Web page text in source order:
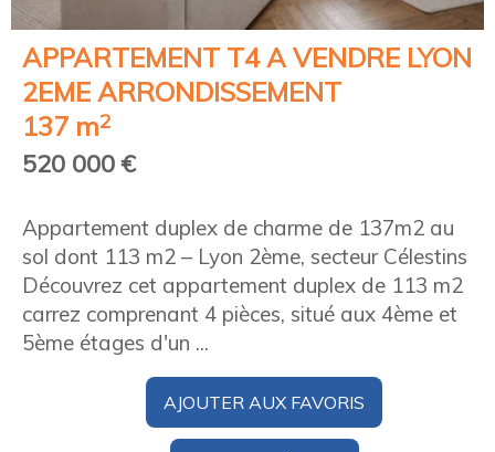
APPARTEMENT T4 A VENDRE LYON
2EME ARRONDISSEMENT
137 m2
520 000 €
Appartement duplex de charme de 137m2 au
sol dont 113 m2 – Lyon 2ème, secteur Célestins
Découvrez cet appartement duplex de 113 m2
carrez comprenant 4 pièces, situé aux 4ème et
5ème étages d'un ...
AJOUTER AUX FAVORIS